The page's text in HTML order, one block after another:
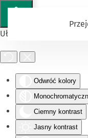
Ułatwienia dostępu
Odwróć kolory
Ciemny kontrast
Jasny kontrast